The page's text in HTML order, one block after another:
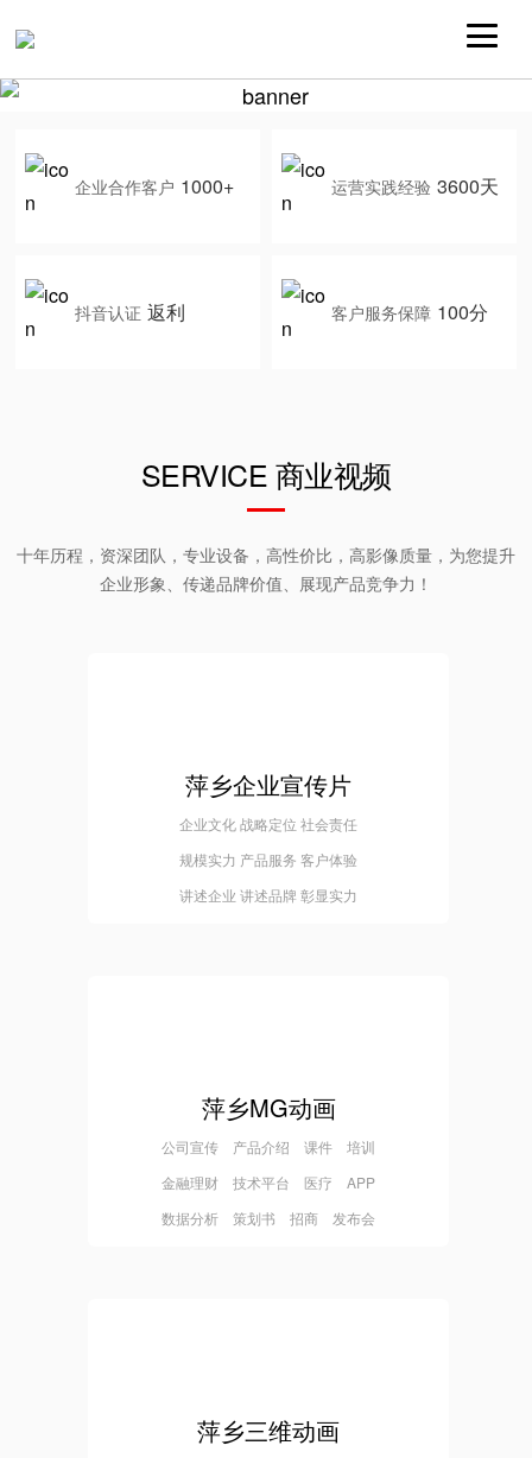
企业合作客户 1000+ 运营实践经验 3600天
抖音认证 返利 客户服务保障 100分
SERVICE 商业视频
十年历程，资深团队，专业设备，高性价比，高影像质量，为您提升
企业形象、传递品牌价值、展现产品竞争力！
萍乡企业宣传片
企业文化 战略定位 社会责任
规模实力 产品服务 客户体验
讲述企业 讲述品牌 彰显实力
萍乡MG动画
公司宣传 产品介绍 课件 培训
金融理财 技术平台 医疗 APP
数据分析 策划书 招商 发布会
萍乡三维动画